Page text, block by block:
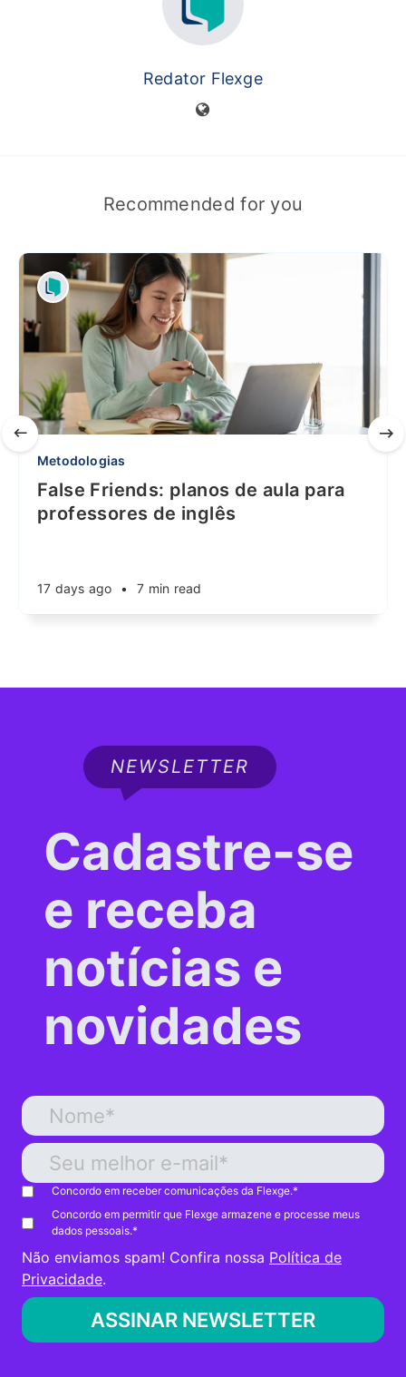
Redator Flexge
Recommended for you
Metodologias
False Friends: planos de aula para
professores de inglês
17 days ago • 7 min read
NEWSLETTER
Cadastre-se
e receba
notícias e
novidades
Concordo em receber comunicações da Flexge.*
Concordo em permitir que Flexge armazene e processe meus
dados pessoais.*
Não enviamos spam! Confira nossa Política de
Privacidade.